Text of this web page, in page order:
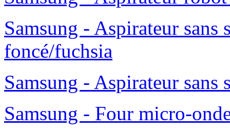
Samsung - Aspirateur
foncé/fuchsia
Samsung - Aspirateur sans
Samsung - Four micro-